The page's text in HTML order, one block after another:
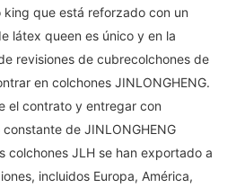
que está reforzado con un
látex queen es único y en la
revisiones de cubrecolchones de
en colchones JINLONGHENG.
el contrato y entregar con
de JINLONGHENG
colchones JLH se han exportado a
incluidos Europa, América,